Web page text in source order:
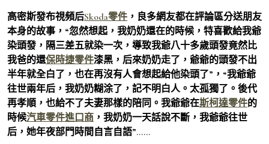
高密斯發布視頻后Skoda零件 ，良多網友都在評論區分送朋友
本身的故事，“忽然想起，我奶奶還在的時候，特喜歡給我爺
染頭發，隔三差五就染一次，導致我爺八十多歲頭發竟然比
我爸的還保時捷零件漆黑，后來奶奶走了，爺爺的頭發不出
半年就全白了，也在再沒有人會想起給他染頭了”，“我爺爺
往世兩年后，我奶奶糊涂了，記不明白人。太孤獨了。後代
再孝順，也給不了夫妻那樣的陪同。我爺爺在斯柯達零件的
時候汽車零件進口商 ，我奶奶一天話說不斷，我爺爺往世
后，她年夜部門時間自言自語”……